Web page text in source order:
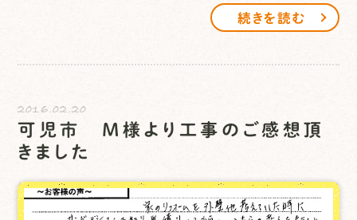
続きを読む
2016.02.20
可児市 M様より工事のご感想頂
きました